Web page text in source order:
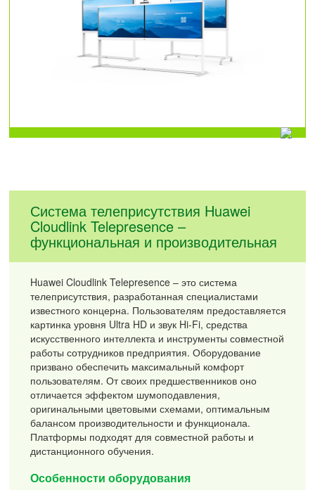
Система телеприсутствия Huawei
Cloudlink Telepresence –
функциональная и производительная
Huawei Cloudlink Telepresence – это система
телеприсутствия, разработанная специалистами
известного концерна. Пользователям предоставляется
картинка уровня Ultra HD и звук Hi-Fi, средства
искусственного интеллекта и инструменты совместной
работы сотрудников предприятия. Оборудование
призвано обеспечить максимальный комфорт
пользователям. От своих предшественников оно
отличается эффектом шумоподавления,
оригинальными цветовыми схемами, оптимальным
балансом производительности и функционала.
Платформы подходят для совместной работы и
дистанционного обучения.
Особенности оборудования